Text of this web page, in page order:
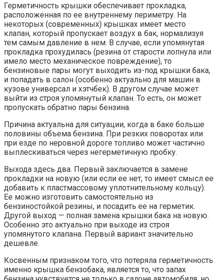
Герметичность крышки обеспечивает прокладка,
расположенная по ее внутреннему периметру. На
некоторых (современных) крышках имеет место
клапан, который пропускает воздух в бак, нормализуя
тем самым давление в нем. В случае, если упомянутая
прокладка прохудилась (резина от старости лопнула или
имело место механическое повреждение), то
бензиновые пары могут выходить из-под крышки бака,
и попадать в салон (особенно актуально для машин в
кузове универсал и хэтчбек). В другом случае может
выйти из строя упомянутый клапан. То есть, он может
пропускать обратно пары бензина.
Причина актуальна для ситуации, когда в баке больше
половины объема бензина. При резких поворотах или
при езде по неровной дороге топливо может частично
выплескиваться через негерметичную пробку.
Выхода здесь два. Первый заключается в замене
прокладки на новую (или если ее нет, то имеет смысл ее
добавить к пластмассовому уплотнительному кольцу).
Ее можно изготовить самостоятельно из
бензиностойкой резины, и посадить ее на герметик.
Другой выход — полная замена крышки бака на новую.
Особенно это актуально при выходе из строя
упомянутого клапана. Первый вариант значительно
дешевле.
Косвенным признаком того, что потеряла герметичность
именно крышка бензобака, является то, что запах